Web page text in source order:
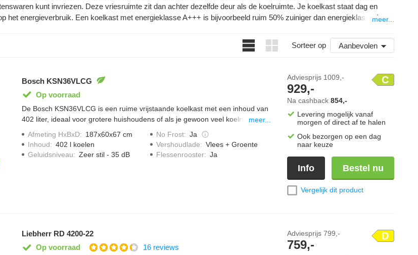
kunt invriezen. Deze vriesruimte zit dan achter dezelfde deur als de koelruimte. Je koelkast staat dag en
het energieverbruik. Een koelkast met energieklasse A+++ is bijvoorbeeld ruim 50% zuiniger dan energieklasse A.meer...
Sorteer op Aanbevolen
Bosch KSN36VLCG
Op voorraad
De Bosch KSN36VLCG is een ruime vrijstaande koelkast met een inhoud van
402 liter, ideaal voor grotere huishoudens of als je gewoon veel koelruimte
wilt. Met No Frost hoef je de koelkast nooit meer handmatig te ontdooien en
blijft de binnenkant ijsvrij. De koelkast werkt opvallend stil met een
geluidsniveau van slechts 35 dB, waardoor hij ook geschikt is voor open
meer...
Afmeting HxBxD: 187x60x67 cm
Inhoud: 402 l koelen
Geluidsniveau: Zeer stil - 35 dB
No Frost: Ja
Vershoudlade: Vlees + Groente
Flessenrooster: Ja
C
Adviesprijs 1009,-
929,-
Na cashback 854,-
Levering mogelijk vanaf
morgen of direct af te halen
Ook bezorgen op een dag
naar keuze
Info Bestel nu
Vergelijk dit product
Liebherr RD 4200-22
Op voorraad
16 reviews
D
Adviesprijs 799,-
759,-